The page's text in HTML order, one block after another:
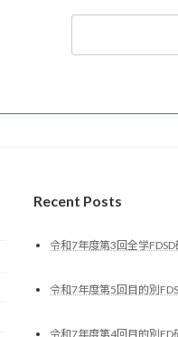
Recent Posts
令和7年度第3回全学FDSD
令和7年度第5回目的別
令和7年度第4回目的別FD